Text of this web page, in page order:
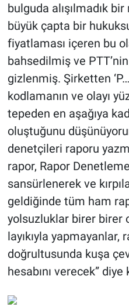
bulguda alışılmadık
büyük çapta bir
fiyatlaması içeren bu
bahsedilmiş ve
gizlenmiş. Şirketten
kodlamanın ve olayı
tepeden en aşağıya
oluştuğunu
denetçileri raporu
rapor, Rapor
sansürlenerek ve
geldiğinde tüm ham
yolsuzluklar birer birer
layıkıyla yapmayanlar,
doğrultusunda kuşa
hesabını verecek”